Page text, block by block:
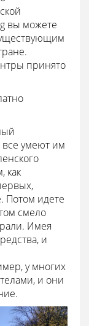
вы можете
принято
все умеют им
как
Потом идете
смело
Имея
и
у многих
и они